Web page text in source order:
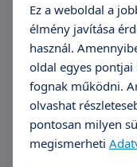
Krónikus
Fontos
vizsgálatra
beavatkozáshoz
függően, az
m... Tovább
91 990 Ft
Ez a weboldal a
élmény javítása
használ.
oldal egyes
fognak működni.
olvashat
pontosan milyen
megismerheti